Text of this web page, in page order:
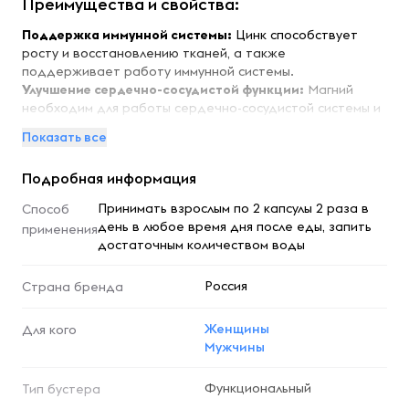
Поддержка иммунной системы: Цинк способствует
росту и восстановлению тканей, а также
поддерживает работу иммунной системы.
Улучшение сердечно-сосудистой функции: Магний
необходим для работы сердечно-сосудистой системы и
Поддержка нервной системы:
нормальный обмен аминокислот.
росте мышц и улучшении выносливости, что особенно
важно для спортсменов.
компоненты, такие как цинка цитрат, магний цитрат и
витамин B6. Эти формы обеспечивают высокую
в вега капсулах, что делает его подходящим для
вегетарианцев и людей мусульманской веры.
Показать все
Подробная информация
Способ
применения
Принимать взрослым по 2 капсулы 2 раза в
день в любое время дня после еды, запить
достаточным количеством воды
Страна бренда Россия
Для кого
Женщины
Мужчины
Тип бустера Функциональный